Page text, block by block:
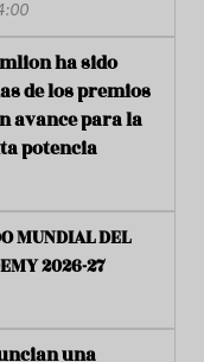
ha sido
de los premios
avance para la
potencia
MUNDIAL DEL
2026-27
una